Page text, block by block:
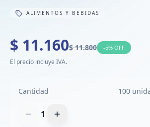
ALIMENTOS Y BEBIDAS
$ 11.160$ 11.800 -5% OFF
El precio incluye IVA.
Cantidad 100
1